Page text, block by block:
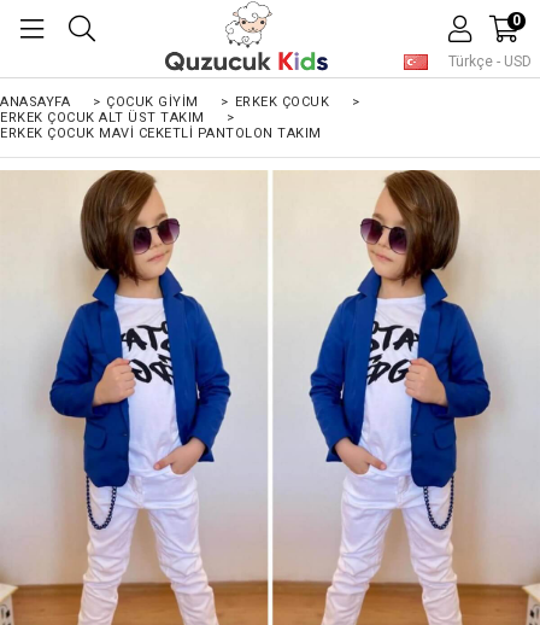
Türkçe - USD
0
ANASAYFA > ÇOCUK GIYIM > ERKEK ÇOCUK
>
ERKEK ÇOCUK ALT ÜST TAKIM
>
ERKEK ÇOCUK MAVI CEKETLI PANTOLON TAKIM